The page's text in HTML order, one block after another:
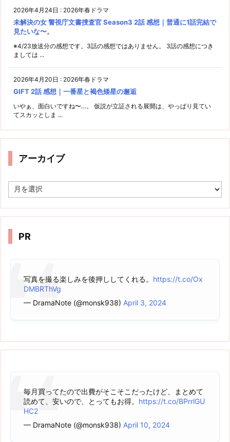
2026年4月24日 : 2026年春ドラマ
未解決の女 警視庁文書捜査官 Season3 2話 感想｜普通に1話完結で
見たいな〜。
※4/23放送分の感想です。3話の感想ではありません。 3話の感想につき
ましては ...
2026年4月20日 : 2026年春ドラマ
GIFT 2話 感想｜一番星と褐色矮星の邂逅
いやぁ、面白いですね〜…。 仮説が立証される展開は、やっぱり見てい
てスカッとしま ...
アーカイブ
ー
イ
PR
写真を撮る楽しみを後押ししてくれる。 https://t.co/Ox
DMBRThVg
— DramaNote (@monsk938) April 3, 2024
毎月買ってたので出費がそこそこだったけど、まとめて
読めて、安いので、とってもお得。 https://t.co/BPrrlGU
HC2
— DramaNote (@monsk938) April 10, 2024